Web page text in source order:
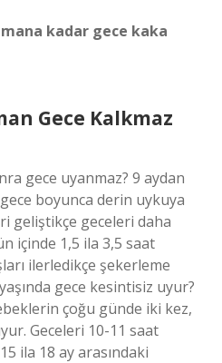
kadar gece kaka
Gece Kalkmaz
gece uyanmaz? 9 aydan
boyunca derin uykuya
geliştikçe geceleri daha
içinde 1,5 ila 3,5 saat
ilerledikçe şekerleme
gece kesintisiz uyur?
çoğu günde iki kez,
Geceleri 10-11 saat
ila 18 ay arasındaki